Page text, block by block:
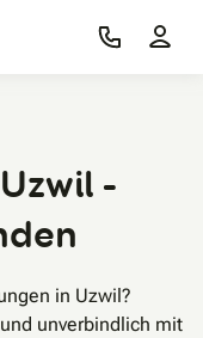
-
in Uzwil?
unverbindlich mit